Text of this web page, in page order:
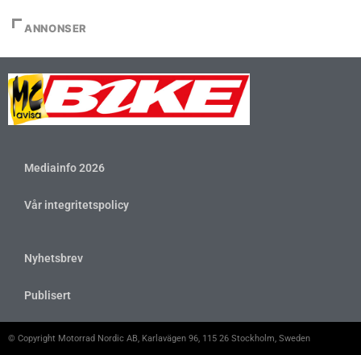
ANNONSER
Mediainfo 2026
Vår integritetspolicy
Nyhetsbrev
Publisert
© Copyright Motorrad Nordic AB, Karlavägen 96, 115 26 Stockholm, Sweden